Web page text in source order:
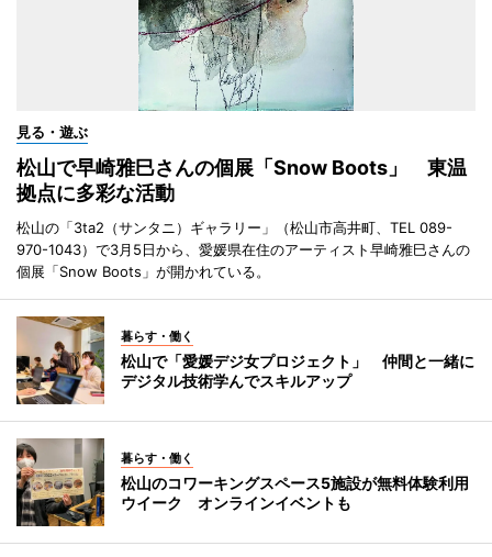
見る・遊ぶ
松山で早崎雅巳さんの個展「Snow Boots」 東温
拠点に多彩な活動
松山の「3ta2（サンタニ）ギャラリー」（松山市高井町、TEL 089-
970-1043）で3月5日から、愛媛県在住のアーティスト早崎雅巳さんの
個展「Snow Boots」が開かれている。
暮らす・働く
松山で「愛媛デジ女プロジェクト」 仲間と一緒に
デジタル技術学んでスキルアップ
暮らす・働く
松山のコワーキングスペース5施設が無料体験利用
ウイーク オンラインイベントも